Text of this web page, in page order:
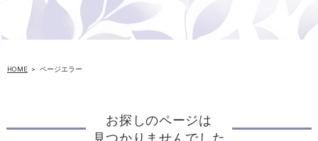
HOME ページエラー
お探しのページは
見つかりませんでした